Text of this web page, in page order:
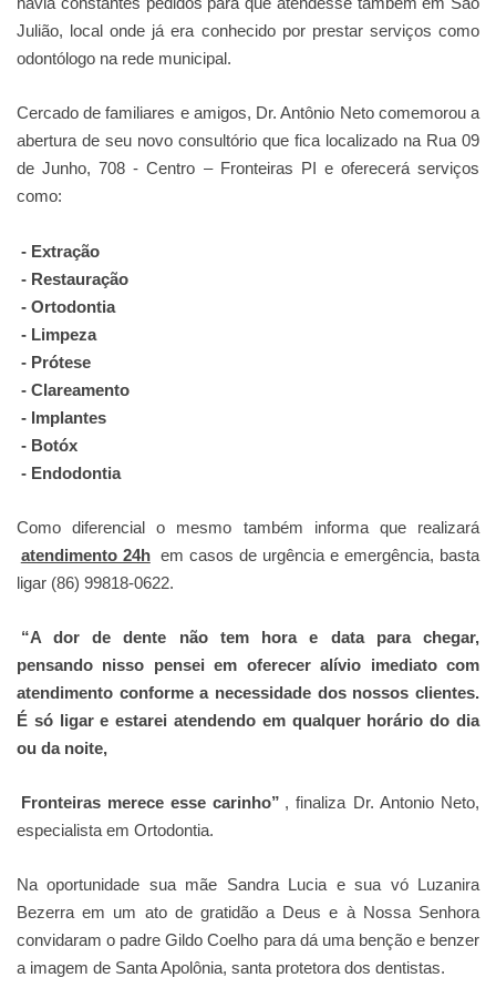
Julião, local onde já era conhecido por prestar serviços como
odontólogo na rede municipal.
Cercado de familiares e amigos, Dr. Antônio Neto comemorou a
abertura de seu novo consultório que fica localizado na Rua 09
de Junho, 708 - Centro – Fronteiras PI e oferecerá serviços
como:
- Extração
- Restauração
- Ortodontia
- Limpeza
- Prótese
- Clareamento
- Implantes
- Botóx
- Endodontia
Como diferencial o mesmo também informa que realizará
atendimento 24h em casos de urgência e emergência, basta
ligar (86) 99818-0622.
“A dor de dente não tem hora e data para chegar,
pensando nisso pensei em oferecer alívio imediato com
atendimento conforme a necessidade dos nossos clientes.
É só ligar e estarei atendendo em qualquer horário do dia
ou da noite,
Fronteiras merece esse carinho” , finaliza Dr. Antonio Neto,
especialista em Ortodontia.
Na oportunidade sua mãe Sandra Lucia e sua vó Luzanira
Bezerra em um ato de gratidão a Deus e à Nossa Senhora
convidaram o padre Gildo Coelho para dá uma benção e benzer
a imagem de Santa Apolônia, santa protetora dos dentistas.